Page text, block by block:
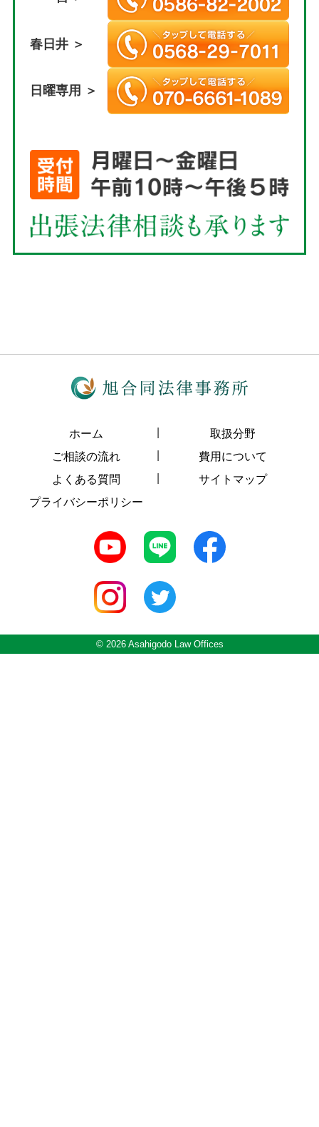
春日井 ＞
日曜専用 ＞
ホーム
取扱分野
ご相談の流れ
費用について
よくある質問
サイトマップ
プライバシーポリシー
© 2026 Asahigodo Law Offices